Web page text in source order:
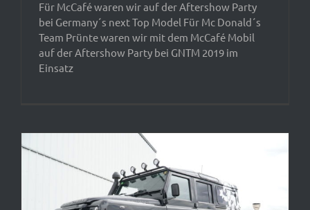
Für McCafé waren wir auf der Aftershow Party
bei Germany´s next Top Model Für Mc Donald´s
Team Prünte waren wir mit dem McCafé Mobil
auf der Aftershow Party bei GNTM 2019 im
Einsatz